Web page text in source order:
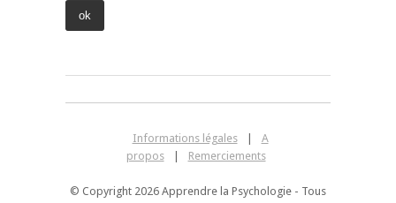
Informations légales
A
propos
Remerciements
© Copyright 2026 Apprendre la Psychologie - Tous